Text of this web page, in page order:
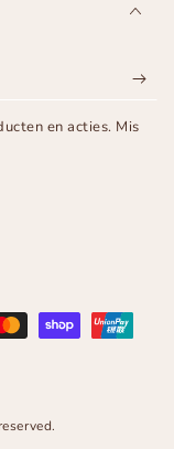
en acties. Mis